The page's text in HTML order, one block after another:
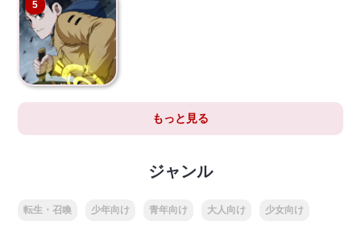
5
もっと見る
ジャンル
転生・召喚 少年向け 青年向け 大人向け 少女向け